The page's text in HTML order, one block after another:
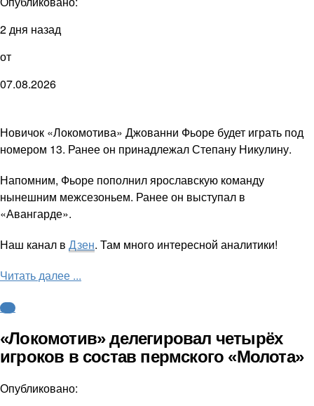
2 дня назад
от
07.08.2026
Новичок «Локомотива» Джованни Фьоре будет играть под
номером 13. Ранее он принадлежал Степану Никулину.
Напомним, Фьоре пополнил ярославскую команду
нынешним межсезоньем. Ранее он выступал в
«Авангарде».
Наш канал в Дзен. Там много интересной аналитики!
Читать далее ...
КХЛ
«Локомотив» делегировал четырёх
игроков в состав пермского «Молота»
Опубликовано: